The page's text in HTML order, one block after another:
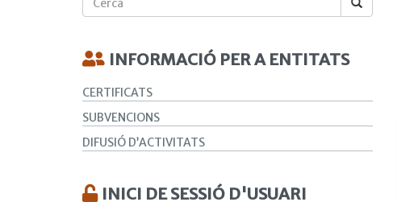
INFORMACIÓ PER A ENTITATS
CERTIFICATS
SUBVENCIONS
DIFUSIÓ D’ACTIVITATS
INICI DE SESSIÓ D'USUARI